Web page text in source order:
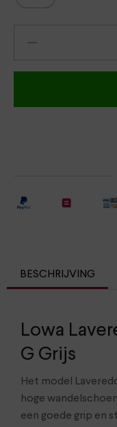
BESCHRIJVING
Lowa
G Grijs
Het model
hoge
een goede grip en